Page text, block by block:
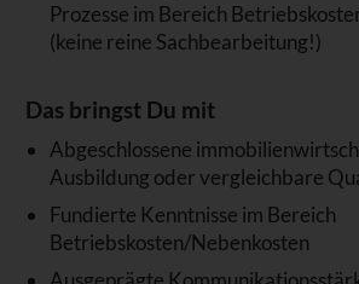
Prozesse im Bereich
(keine reine Sachbearbeitung!)
Das bringst Du mit
Abgeschlossene
Ausbildung oder vergleichbare
Fundierte Kenntnisse im Bereich
Betriebskosten/Nebenkosten